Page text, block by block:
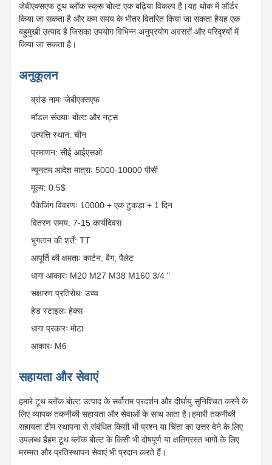
जेबीएक्सएफ टूथ ब्लॉक स्क्रू बोल्ट एक बढ़िया विकल्प है।यह थोक में ऑर्डर
किया जा सकता है और कम समय के भीतर वितरित किया जा सकता हैयह एक
बहुमुखी उत्पाद है जिसका उपयोग विभिन्न अनुप्रयोग अवसरों और परिदृश्यों में
किया जा सकता है।
अनुकूलन
ब्रांड नामः जेबीएक्सएफ
मॉडल संख्याः बोल्ट और नट्स
उत्पत्ति स्थान: चीन
प्रमाणन: सीई आईएसओ
न्यूनतम आदेश मात्राः 5000-10000 पीसी
मूल्य: 0.5$
पैकेजिंग विवरणः 10000 + एक टुकड़ा + 1 दिन
वितरण समय: 7-15 कार्यदिवस
भुगतान की शर्तें: TT
आपूर्ति की क्षमताः कार्टन, बैग, पैलेट
धागा आकारः M20 M27 M38 M160 3/4 "
संक्षारण प्रतिरोध: उच्च
हेड स्टाइलः हेक्स
धागा प्रकारः मोटा
आकारः M6
सहायता और सेवाएं
हमारे टूथ ब्लॉक बोल्ट उत्पाद के सर्वोत्तम प्रदर्शन और दीर्घायु सुनिश्चित करने के
लिए व्यापक तकनीकी सहायता और सेवाओं के साथ आता है।हमारी तकनीकी
सहायता टीम स्थापना से संबंधित किसी भी प्रश्न या चिंता का उत्तर देने के लिए
उपलब्ध हैहम टूथ ब्लॉक बोल्ट के किसी भी दोषपूर्ण या क्षतिग्रस्त भागों के लिए
मरम्मत और प्रतिस्थापन सेवाएं भी प्रदान करते हैं।